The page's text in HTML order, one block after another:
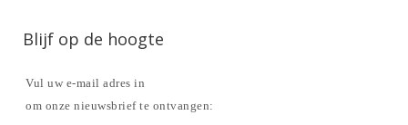
Blijf op de hoogte
Vul uw e-mail adres in
om onze nieuwsbrief te ontvangen: